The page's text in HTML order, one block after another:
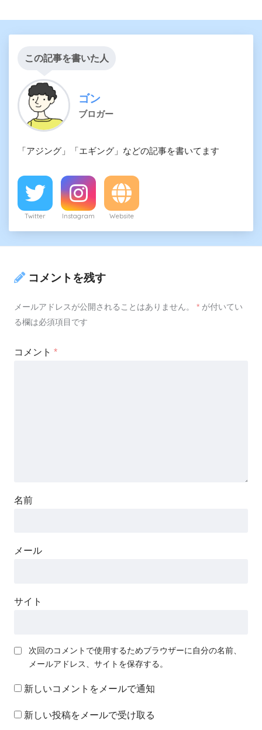
この記事を書いた人
ゴン
ブロガー
「アジング」「エギング」などの記事を書いてます
Twitter Instagram Website
コメントを残す
メールアドレスが公開されることはありません。 * が付いてい
る欄は必須項目です
コメント *
名前
メール
サイト
次回のコメントで使用するためブラウザーに自分の名前、
メールアドレス、サイトを保存する。
新しいコメントをメールで通知
新しい投稿をメールで受け取る